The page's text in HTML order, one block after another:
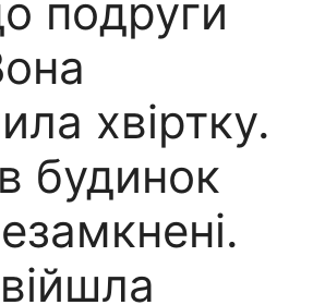
подруги
хвіртку.
будинок